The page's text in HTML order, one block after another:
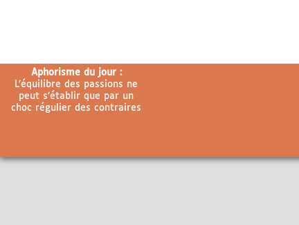
Aphorisme du jour :
L’équilibre des passions ne
peut s’établir que par un
choc régulier des contraires